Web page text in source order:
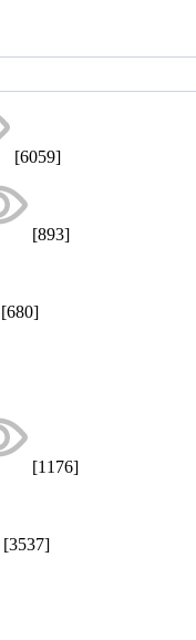
[6059]
[893]
[680]
[1176]
[3537]